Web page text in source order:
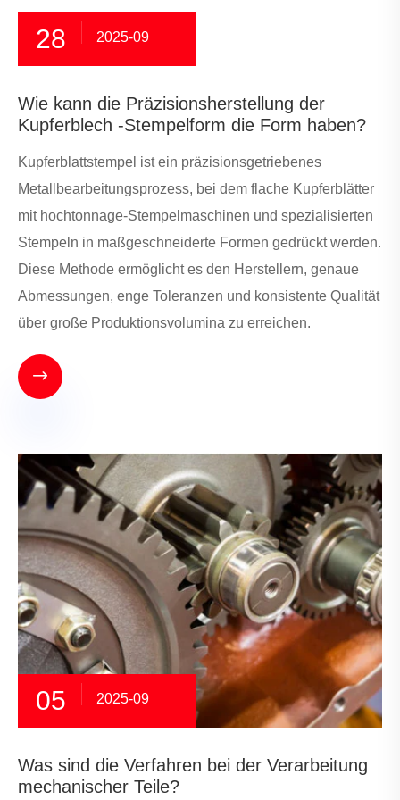
28 2025-09
Wie kann die Präzisionsherstellung der
Kupferblech -Stempelform die Form haben?
Kupferblattstempel ist ein präzisionsgetriebenes
Metallbearbeitungsprozess, bei dem flache Kupferblätter
mit hochtonnage-Stempelmaschinen und spezialisierten
Stempeln in maßgeschneiderte Formen gedrückt werden.
Diese Methode ermöglicht es den Herstellern, genaue
Abmessungen, enge Toleranzen und konsistente Qualität
über große Produktionsvolumina zu erreichen.

05 2025-09
Was sind die Verfahren bei der Verarbeitung
mechanischer Teile?